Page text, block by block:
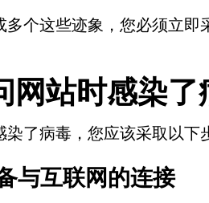
个这些迹象，您必须立即
网站时感染
了病毒，您应该采取以下
与互联网的连接